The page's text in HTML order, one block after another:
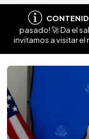
pasado! 🚀 Da el
invitamos a visitar